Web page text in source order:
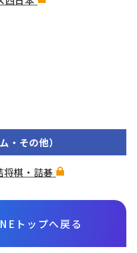
・その他）
将棋・詰碁
トップへ戻る